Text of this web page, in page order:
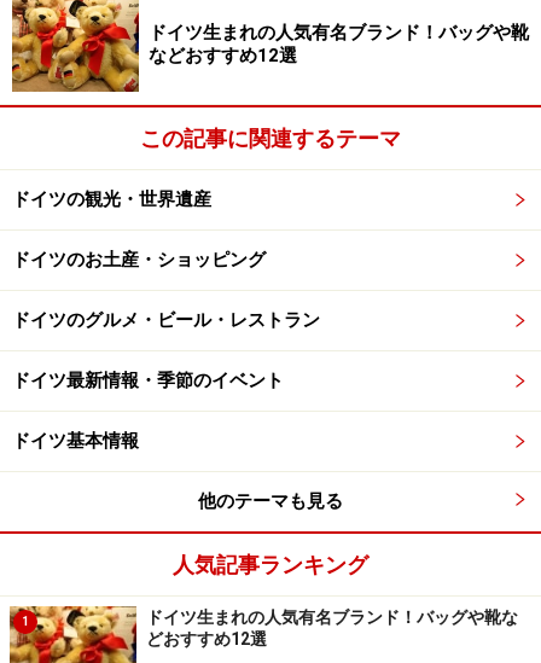
現在バート・ヴィンプフェンのある場所には、石器時代
から青銅器時代にすでに人が住んでいたことが分かって
います。このネッカー川沿いの地域にはフランスからの
道が通っていて、さらに東方面（ニュルンベルクやドナ
ウ河）へと続いていました。町がこの古い道に面してい
たこと、肥沃な土地に恵まれたことなどから、現在のバ
ート・ヴィンプフェン付近は発展。紀元前450年ごろに
ことも、遺跡の発掘から分かっています。これらの発掘
物は、石の家（Steinhaus）内の歴史博物館で見ることが
できます。
またバート・ヴィンプフェンには、13世紀初めに建てら
跡が残っています。シュタウフェン家は帝国内の各地に
皇帝の城を築き、分散統治をしていました。バート・ヴ
ィンプフェンの居城もその一つ。上記の石の家のほか、
青の塔、赤の塔、石造りのアーチなどが、この城域内に
現存する建築物です。
ドイツ生まれの人気有名ブランド！バッグや靴
などおすすめ12選
この記事に関連するテーマ
ドイツの観光・世界遺産
ドイツのお土産・ショッピング
ドイツのグルメ・ビール・レストラン
ドイツ最新情報・季節のイベント
ドイツ基本情報
他のテーマも見る
人気記事ランキング
1
ドイツ生まれの人気有名ブランド！バッグや靴な
どおすすめ12選